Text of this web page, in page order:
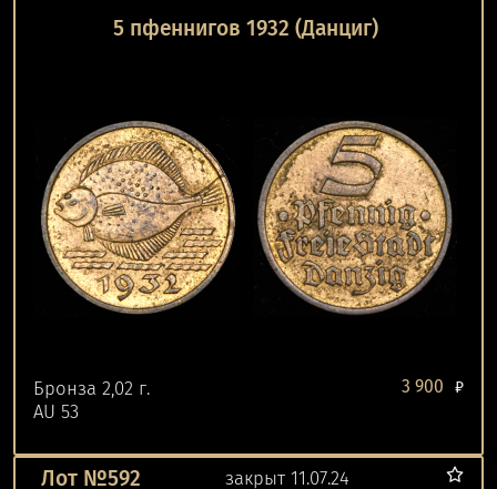
5 пфеннигов 1932 (Данциг)
Бронза 2,02 г.
AU 53
3 900 ₽
Лот №592 закрыт 11.07.24